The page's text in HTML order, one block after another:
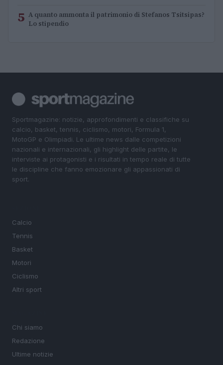
5 A quanto ammonta il patrimonio di Stefanos Tsitsipas?
Lo stipendio
Sportmagazine: notizie, approfondimenti e classifiche su
calcio, basket, tennis, ciclismo, motori, Formula 1,
MotoGP e Olimpiadi. Le ultime news dalle competizioni
nazionali e internazionali, gli highlight delle partite, le
interviste ai protagonisti e i risultati in tempo reale di tutte
le discipline che fanno emozionare gli appassionati di
sport.
Calcio
Tennis
Basket
Motori
Ciclismo
Altri sport
Chi siamo
Redazione
Ultime notizie